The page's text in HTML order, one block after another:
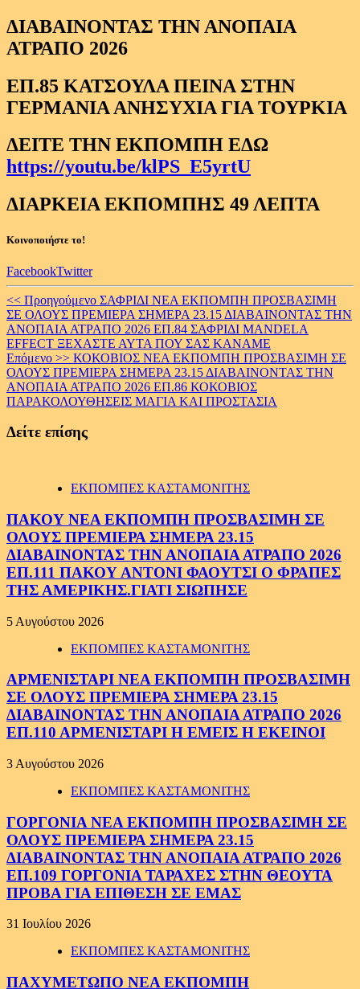
ΔΙΑΒΑΙΝΟΝΤΑΣ ΤΗΝ ΑΝΟΠΑΙΑ
ΑΤΡΑΠΟ 2026
ΕΠ.85 ΚΑΤΣΟΥΛΑ ΠΕΙΝΑ ΣΤΗΝ
ΓΕΡΜΑΝΙΑ ΑΝΗΣΥΧΙΑ ΓΙΑ ΤΟΥΡΚΙΑ
ΔΕΙΤΕ ΤΗΝ ΕΚΠΟΜΠΗ ΕΔΩ
https://youtu.be/klPS_E5yrtU
ΔΙΑΡΚΕΙΑ ΕΚΠΟΜΠΗΣ 49 ΛΕΠΤΑ
Κοινοποιήστε το!
FacebookTwitter
Continue
Reading
<< Προηγούμενο ΣΑΦΡΙΔΙ ΝΕΑ ΕΚΠΟΜΠΗ ΠΡΟΣΒΑΣΙΜΗ
ΣΕ ΟΛΟΥΣ ΠΡΕΜΙΕΡΑ ΣΗΜΕΡΑ 23.15 ΔΙΑΒΑΙΝΟΝΤΑΣ ΤΗΝ
ΑΝΟΠΑΙΑ ΑΤΡΑΠΟ 2026 ΕΠ.84 ΣΑΦΡΙΔΙ MANDELA
EFFECT ΞΕΧΑΣΤΕ ΑΥΤΑ ΠΟΥ ΣΑΣ ΚΑΝΑΜΕ
Επόμενο >> ΚΟΚΟΒΙΟΣ ΝΕΑ ΕΚΠΟΜΠΗ ΠΡΟΣΒΑΣΙΜΗ ΣΕ
ΟΛΟΥΣ ΠΡΕΜΙΕΡΑ ΣΗΜΕΡΑ 23.15 ΔΙΑΒΑΙΝΟΝΤΑΣ ΤΗΝ
ΑΝΟΠΑΙΑ ΑΤΡΑΠΟ 2026 ΕΠ.86 ΚΟΚΟΒΙΟΣ
ΠΑΡΑΚΟΛΟΥΘΗΣΕΙΣ ΜΑΓΙΑ ΚΑΙ ΠΡΟΣΤΑΣΙΑ
Δείτε επίσης
ΕΚΠΟΜΠΕΣ ΚΑΣΤΑΜΟΝΙΤΗΣ
ΠΑΚΟΥ ΝΕΑ ΕΚΠΟΜΠΗ ΠΡΟΣΒΑΣΙΜΗ ΣΕ
ΟΛΟΥΣ ΠΡΕΜΙΕΡΑ ΣΗΜΕΡΑ 23.15
ΔΙΑΒΑΙΝΟΝΤΑΣ ΤΗΝ ΑΝΟΠΑΙΑ ΑΤΡΑΠΟ 2026
ΕΠ.111 ΠΑΚΟΥ ΑΝΤΟΝΙ ΦΑΟΥΤΣΙ Ο ΦΡΑΠΕΣ
ΤΗΣ ΑΜΕΡΙΚΗΣ.ΓΙΑΤΙ ΣΙΩΠΗΣΕ
5 Αυγούστου 2026
ΕΚΠΟΜΠΕΣ ΚΑΣΤΑΜΟΝΙΤΗΣ
ΑΡΜΕΝΙΣΤΑΡΙ ΝΕΑ ΕΚΠΟΜΠΗ ΠΡΟΣΒΑΣΙΜΗ
ΣΕ ΟΛΟΥΣ ΠΡΕΜΙΕΡΑ ΣΗΜΕΡΑ 23.15
ΔΙΑΒΑΙΝΟΝΤΑΣ ΤΗΝ ΑΝΟΠΑΙΑ ΑΤΡΑΠΟ 2026
ΕΠ.110 ΑΡΜΕΝΙΣΤΑΡΙ Η ΕΜΕΙΣ Η ΕΚΕΙΝΟΙ
3 Αυγούστου 2026
ΕΚΠΟΜΠΕΣ ΚΑΣΤΑΜΟΝΙΤΗΣ
ΓΟΡΓΟΝΙΑ ΝΕΑ ΕΚΠΟΜΠΗ ΠΡΟΣΒΑΣΙΜΗ ΣΕ
ΟΛΟΥΣ ΠΡΕΜΙΕΡΑ ΣΗΜΕΡΑ 23.15
ΔΙΑΒΑΙΝΟΝΤΑΣ ΤΗΝ ΑΝΟΠΑΙΑ ΑΤΡΑΠΟ 2026
ΕΠ.109 ΓΟΡΓΟΝΙΑ ΤΑΡΑΧΕΣ ΣΤΗΝ ΘΕΟΥΤΑ
ΠΡΟΒΑ ΓΙΑ ΕΠΙΘΕΣΗ ΣΕ ΕΜΑΣ
31 Ιουλίου 2026
ΕΚΠΟΜΠΕΣ ΚΑΣΤΑΜΟΝΙΤΗΣ
ΠΑΧΥΜΕΤΩΠΟ ΝΕΑ ΕΚΠΟΜΠΗ